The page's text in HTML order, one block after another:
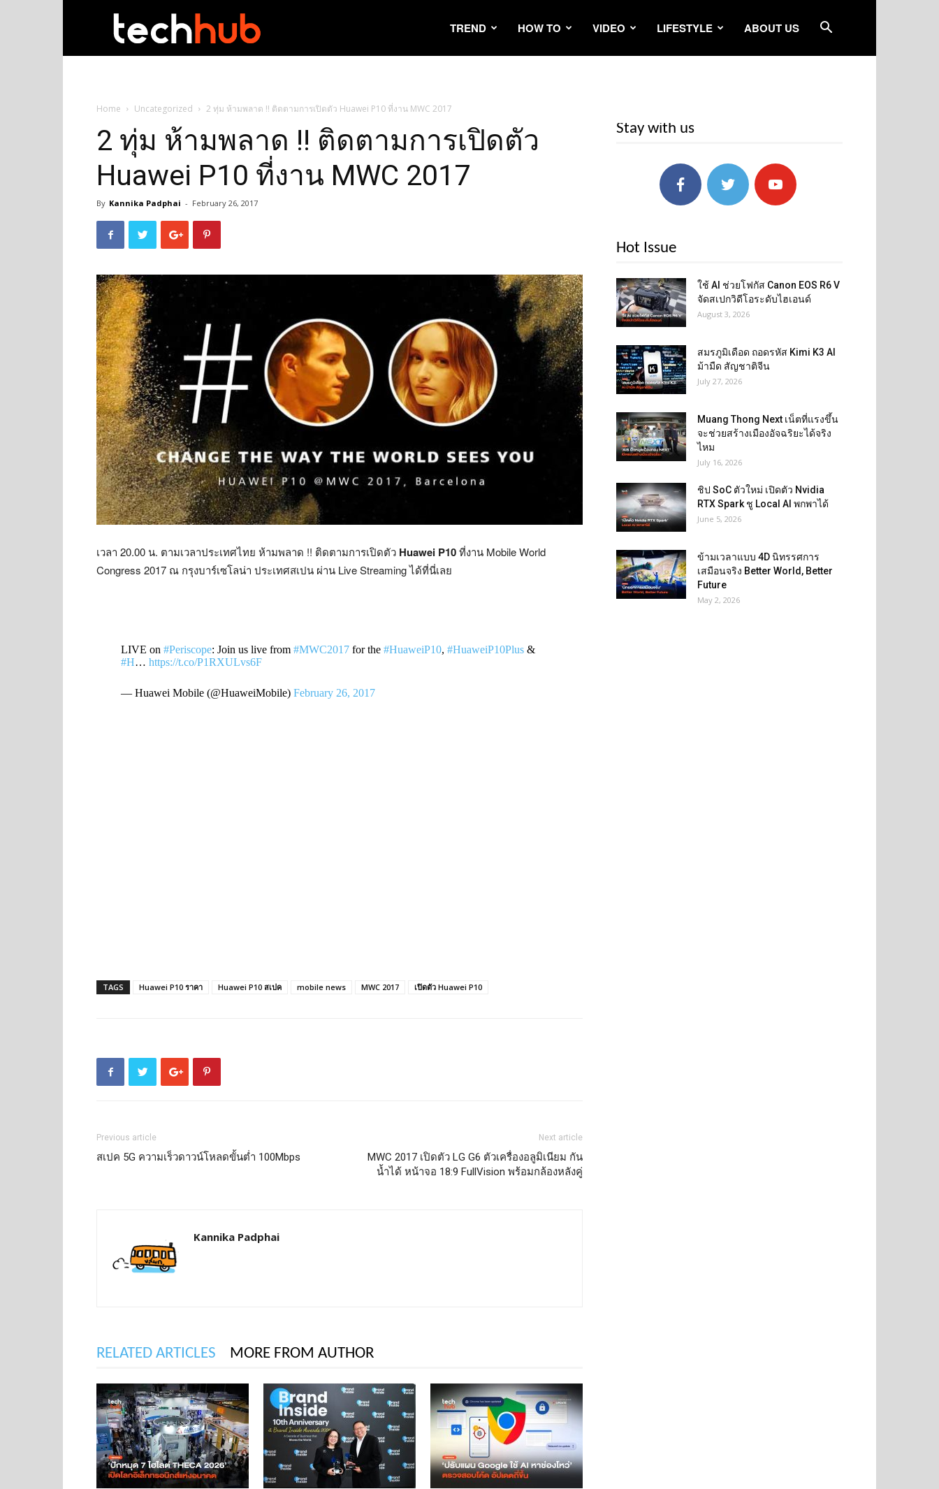
TREND HOW TO VIDEO LIFESTYLE ABOUT US
Home Uncategorized 2 ทุ่ม ห้ามพลาด !! ติดตามการเปิดตัว Huawei P10 ที่งาน MWC 2017
2 ทุ่ม ห้ามพลาด !! ติดตามการเปิดตัว
Huawei P10 ที่งาน MWC 2017
By Kannika Padphai - February 26, 2017
เวลา 20.00 น. ตามเวลาประเทศไทย ห้ามพลาด !! ติดตามการเปิดตัว Huawei P10ที่งาน Mobile World
Congress 2017 ณ กรุงบาร์เซโลน่า ประเทศสเปน ผ่าน Live Streaming ได้ที่นี่เลย
LIVE on #Periscope: Join us live from #MWC2017for the #HuaweiP10, #HuaweiP10Plus&
#H… https://t.co/P1RXULvs6F
— Huawei Mobile (@HuaweiMobile) February 26, 2017
TAGS Huawei P10 ราคา Huawei P10 สเปค mobile news MWC 2017 เปิดตัว Huawei P10
Previous article
สเปค 5G ความเร็วดาวน์โหลดขั้นต่ำ 100Mbps
Next article
MWC 2017 เปิดตัว LG G6 ตัวเครื่องอลูมิเนียม กัน
น้ำได้ หน้าจอ 18:9 FullVision พร้อมกล้องหลังคู่
Kannika Padphai
RELATED ARTICLES MORE FROM AUTHOR
Stay with us
Hot Issue
ใช้ AI ช่วยโฟกัส Canon EOS R6 V
จัดสเปกวิดีโอระดับไฮเอนด์
August 3, 2026
สมรภูมิเดือด ถอดรหัส Kimi K3 AI
ม้ามืด สัญชาติจีน
July 27, 2026
Muang Thong Next เน็ตที่แรงขึ้น
จะช่วยสร้างเมืองอัจฉริยะได้จริง
ไหม
July 16, 2026
ชิป SoC ตัวใหม่ เปิดตัว Nvidia
RTX Spark ชู Local AI พกพาได้
June 5, 2026
ข้ามเวลาแบบ 4D นิทรรศการ
เสมือนจริง Better World, Better
Future
May 2, 2026